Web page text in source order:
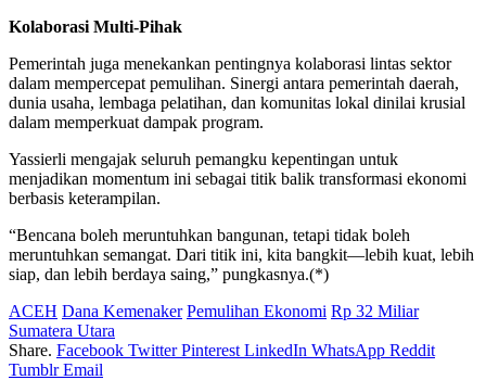
Kolaborasi Multi-Pihak
Pemerintah juga menekankan pentingnya kolaborasi lintas sektor
dalam mempercepat pemulihan. Sinergi antara pemerintah daerah,
dunia usaha, lembaga pelatihan, dan komunitas lokal dinilai krusial
dalam memperkuat dampak program.
Yassierli mengajak seluruh pemangku kepentingan untuk
menjadikan momentum ini sebagai titik balik transformasi ekonomi
berbasis keterampilan.
“Bencana boleh meruntuhkan bangunan, tetapi tidak boleh
meruntuhkan semangat. Dari titik ini, kita bangkit—lebih kuat, lebih
siap, dan lebih berdaya saing,” pungkasnya.(*)
ACEH Dana Kemenaker Pemulihan Ekonomi Rp 32 Miliar
Sumatera Utara
Share. Facebook Twitter Pinterest LinkedIn WhatsApp Reddit
Tumblr Email